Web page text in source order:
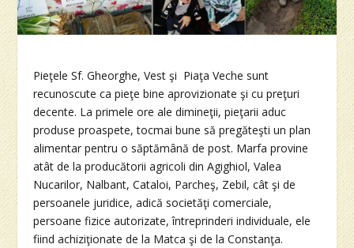
Pieţele Sf. Gheorghe, Vest şi Piaţa Veche sunt
recunoscute ca pieţe bine aprovizionate şi cu preţuri
decente. La primele ore ale dimineţii, pieţarii aduc
produse proaspete, tocmai bune să pregăteşti un plan
alimentar pentru o săptămână de post. Marfa provine
atât de la producătorii agricoli din Agighiol, Valea
Nucarilor, Nalbant, Cataloi, Parcheş, Zebil, cât şi de
persoanele juridice, adică societăţi comerciale,
persoane fizice autorizate, întreprinderi individuale, ele
fiind achiziţionate de la Matca şi de la Constanţa.